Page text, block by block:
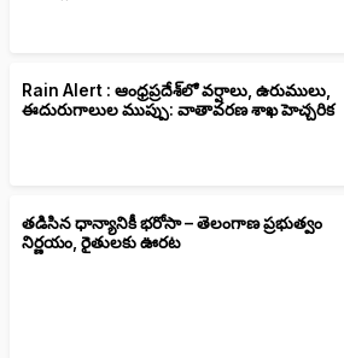
Rain Alert : ఆంధ్రప్రదేశ్‌లో వర్షాలు, ఉరుములు,
ఈదురుగాలుల ముప్పు: వాతావరణ శాఖ హెచ్చరిక
తడిసిన ధాన్యానికీ భరోసా – తెలంగాణ ప్రభుత్వం
నిర్ణయం, రైతులకు ఊరట